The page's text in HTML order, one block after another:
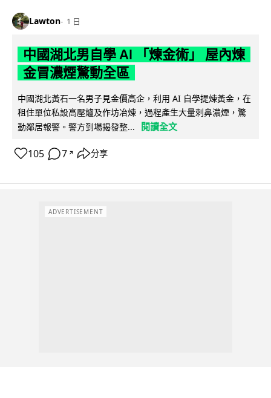
Lawton 1 日
中國湖北男自學 AI 「煉金術」 屋內煉
金冒濃煙驚動全區
中國湖北黃石一名男子見金價高企，利用 AI 自學提煉黃金，在
租住單位私設高壓爐及作坊冶煉，過程產生大量刺鼻濃煙，驚
動鄰居報警。警方到場揭發整...
閱讀全文
105 7 ↗ 分享
ADVERTISEMENT